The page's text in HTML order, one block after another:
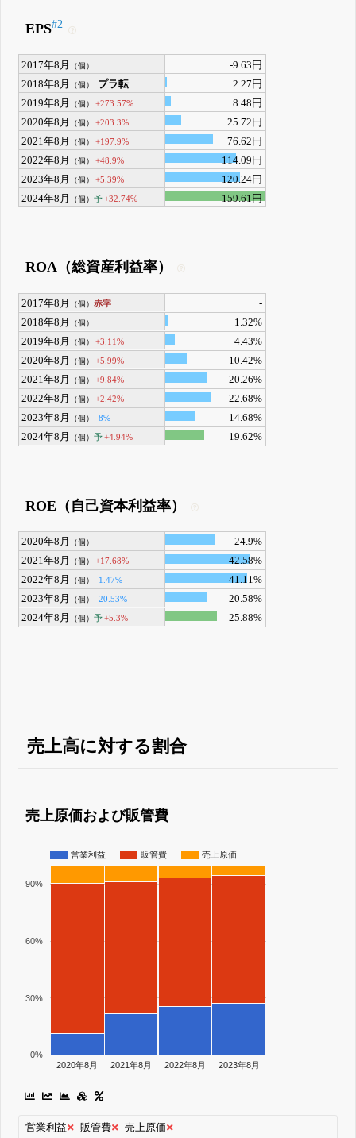
EPS#2
2017年8月 （個）
-9.63円
2018年8月
（個） プラ転
2.27円
2019年8月
（個） +273.57%
8.48円
2020年8月
（個） +203.3%
25.72円
2021年8月
（個） +197.9%
76.62円
2022年8月
（個） +48.9%
114.09円
2023年8月
（個） +5.39%
120.24円
2024年8月
（個）予+32.74% 159.61円
ROA（総資産利益率）
2017年8月 （個）赤字
-
2018年8月
（個）
1.32%
2019年8月
（個） +3.11%
4.43%
2020年8月
（個） +5.99%
10.42%
2021年8月
（個） +9.84%
20.26%
2022年8月
（個） +2.42%
22.68%
2023年8月
（個） -8%
14.68%
2024年8月
（個）予+4.94% 19.62%
ROE（自己資本利益率）
2020年8月 （個）
24.9%
2021年8月
（個） +17.68%
42.58%
2022年8月
（個） -1.47%
41.11%
2023年8月
（個） -20.53%
20.58%
2024年8月
（個）予+5.3% 25.88%
売上高に対する割合
売上原価および販管費
営業利益 販管費 売上原価
2020年8月 2021年8月 2022年8月 2023年8月
0%
30%
60%
90%
営業利益 販管費 売上原価